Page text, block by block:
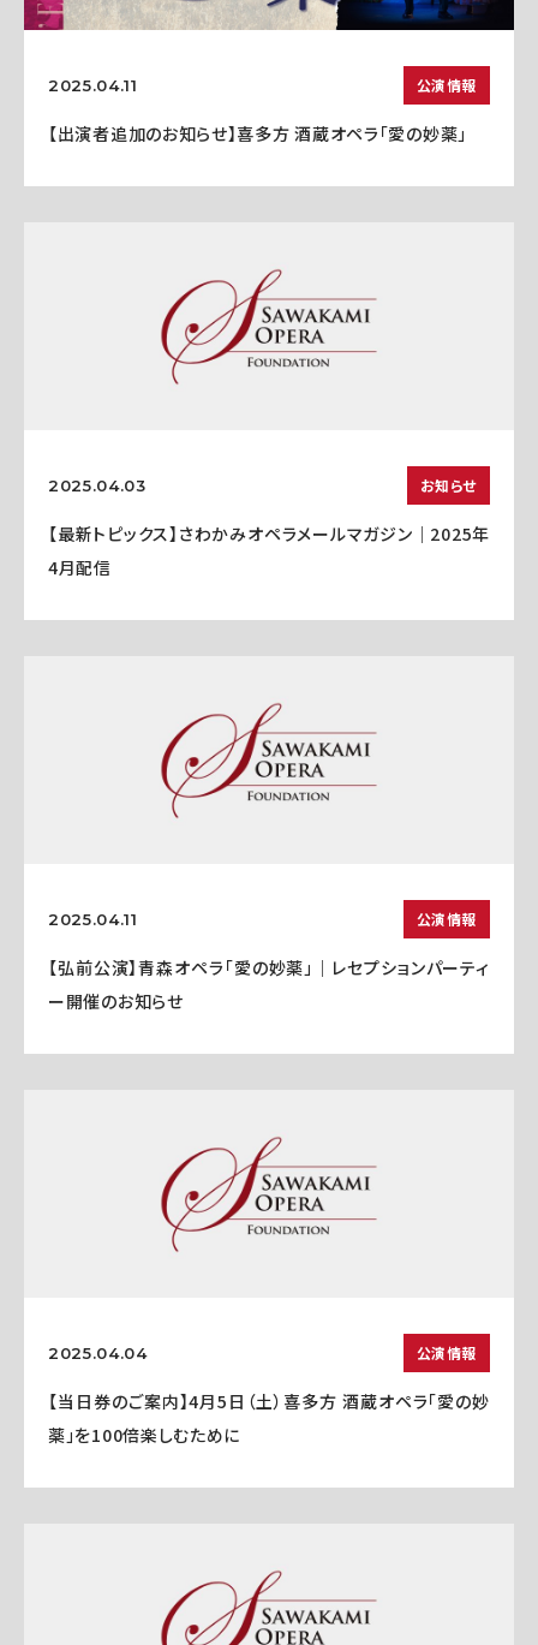
2025.04.11 公演情報
【出演者追加のお知らせ】喜多方 酒蔵オペラ「愛の妙薬」
2025.04.03 お知らせ
【最新トピックス】さわかみオペラメールマガジン｜2025年
4月配信
2025.04.11 公演情報
【弘前公演】青森オペラ「愛の妙薬」｜レセプションパーティ
ー開催のお知らせ
2025.04.04 公演情報
【当日券のご案内】4月5日（土）喜多方 酒蔵オペラ「愛の妙
薬」を100倍楽しむために